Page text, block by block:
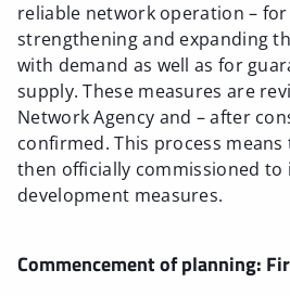
reliable network operation –
strengthening and expanding
with demand as well as for
supply. These measures are
Network Agency and – after
confirmed. This process
then officially commissioned
development measures.
Commencement of planning: